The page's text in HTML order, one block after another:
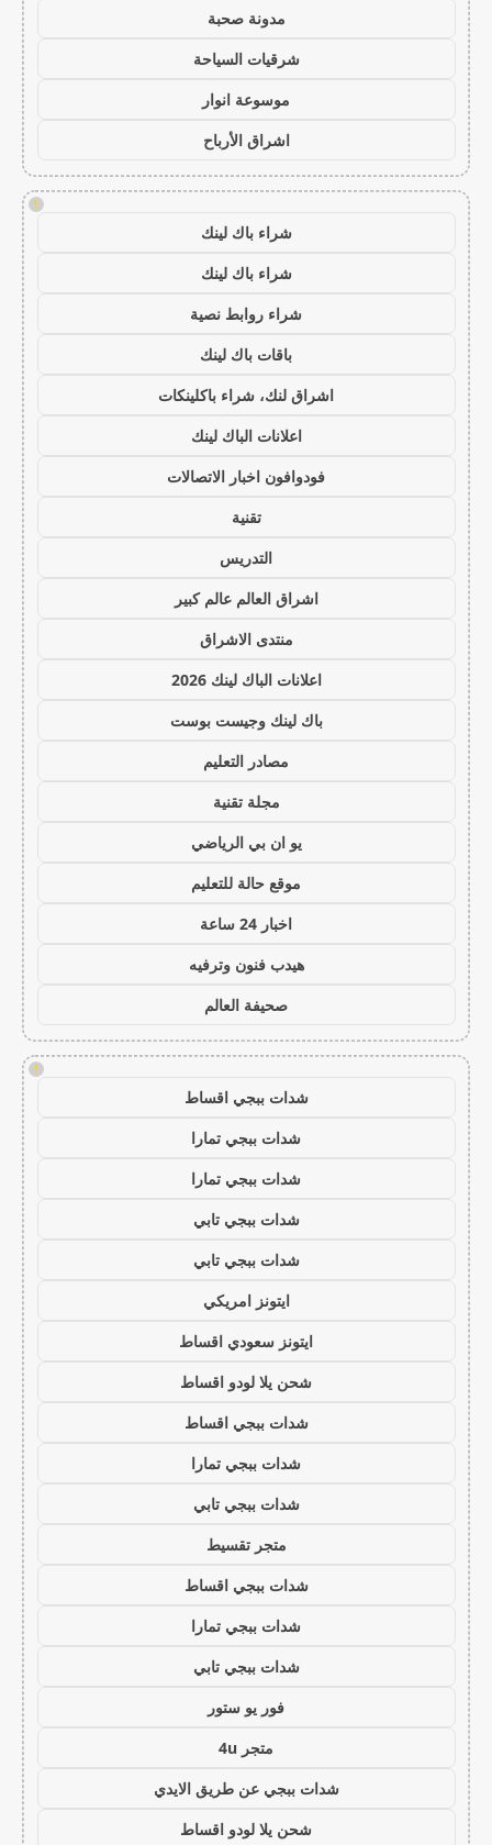
مدونة صحبة
شرقيات السياحة
موسوعة انوار
اشراق الأرباح
!
شراء باك لينك
شراء باك لينك
شراء روابط نصية
باقات باك لينك
اشراق لنك، شراء باكلينكات
اعلانات الباك لينك
فودوافون اخبار الاتصالات
تقنية
التدريس
اشراق العالم عالم كبير
منتدى الاشراق
اعلانات الباك لينك 2026
باك لينك وجيست بوست
مصادر التعليم
مجلة تقنية
يو ان بي الرياضي
موقع حالة للتعليم
اخبار 24 ساعة
هيدب فنون وترفيه
صحيفة العالم
!
شدات ببجي اقساط
شدات ببجي تمارا
شدات ببجي تمارا
شدات ببجي تابي
شدات ببجي تابي
ايتونز امريكي
ايتونز سعودي اقساط
شحن يلا لودو اقساط
شدات ببجي اقساط
شدات ببجي تمارا
شدات ببجي تابي
متجر تقسيط
شدات ببجي اقساط
شدات ببجي تمارا
شدات ببجي تابي
فور يو ستور
متجر 4u
شدات ببجي عن طريق الايدي
شحن يلا لودو اقساط